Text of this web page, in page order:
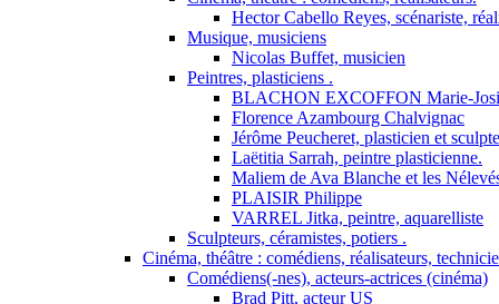
Hector Cabello Reyes, scénariste,
Musique, musiciens
Nicolas Buffet, musicien
Peintres, plasticiens .
BLACHON EXCOFFON Marie-
Florence Azambourg Chalvignac
Jérôme Peucheret, plasticien et
Laëtitia Sarrah, peintre plasticienne.
Maliem de Ava Blanche et les
PLAISIR Philippe
VARREL Jitka, peintre, aquarelliste
Sculpteurs, céramistes, potiers .
Cinéma, théâtre : comédiens, réalisateurs,
Comédiens(-nes), acteurs-actrices (cinéma)
Brad Pitt, acteur US